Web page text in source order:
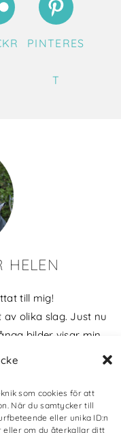
som cookies för att
När du samtycker till
eller unika ID:n
eller om du återkallar ditt
PINTERES
T
HELEN
till mig!
olika slag. Just nu
bilder visar min
Men också lite
ägnar mig åt.